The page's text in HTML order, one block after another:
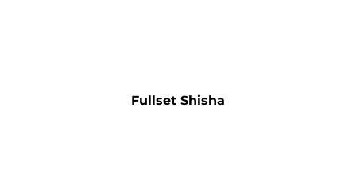
Fullset Shisha